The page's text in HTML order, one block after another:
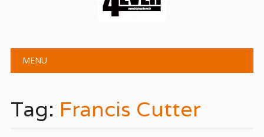
Main menu
MENU
Tag: Francis Cutter